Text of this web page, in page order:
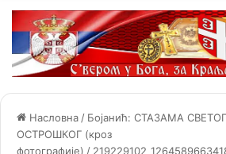
Насловна / Бојанић: СТАЗАМА
ОСТРОШКОГ (кроз
фотографије) /